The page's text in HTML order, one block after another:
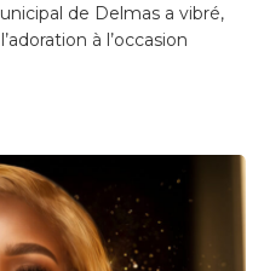
de Delmas a vibré,
à l’occasion